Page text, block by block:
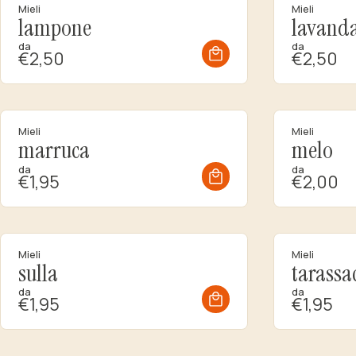
Mieli
lampone
da
€2,50
Mieli
da
€2,50
Mieli
marruca
da
€1,95
Mieli
melo
da
€2,00
Mieli
sulla
da
€1,95
Mieli
da
€1,95